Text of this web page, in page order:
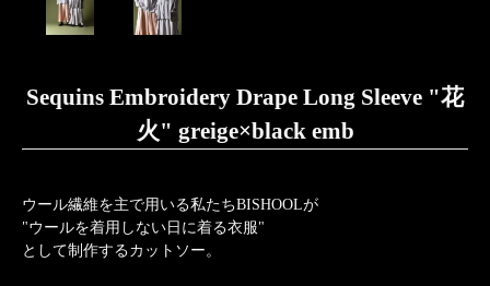
Sequins Embroidery Drape Long Sleeve "花
火" greige×black emb
ウール繊維を主で用いる私たちBISHOOLが
"ウールを着用しない日に着る衣服"
として制作するカットソー。